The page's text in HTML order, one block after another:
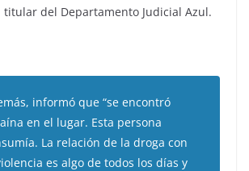
titular del Departamento Judicial Azul.
informó que “se encontró
en el lugar. Esta persona
La relación de la droga con
es algo de todos los días y